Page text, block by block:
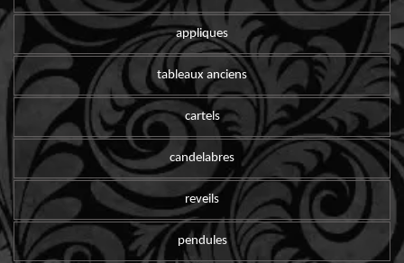
appliques
tableaux anciens
cartels
candelabres
reveils
pendules